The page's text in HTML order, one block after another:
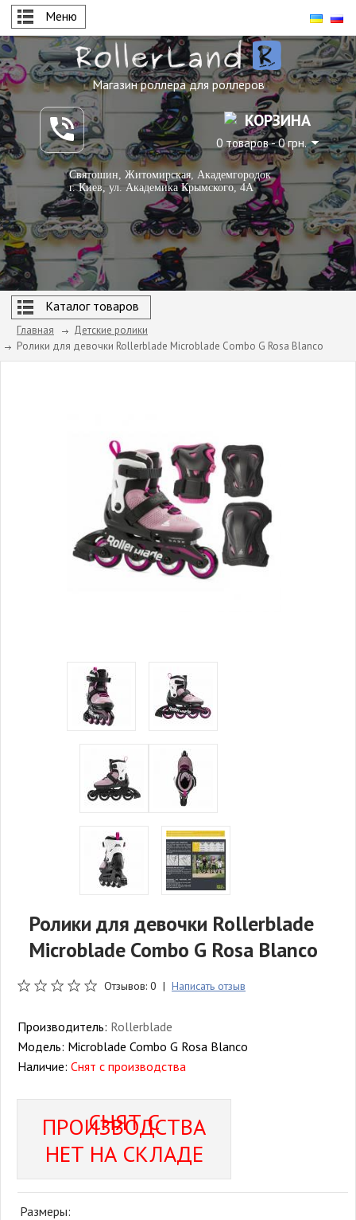
Меню
Магазин роллера для роллеров
КОРЗИНА
0 товаров - 0 грн.
Святошин, Житомирская, Академгородок
г. Киев, ул. Академика Крымского, 4А
Каталог товаров
Главная
Детские ролики
Ролики для девочки Rollerblade Microblade Combo G Rosa Blanco
Ролики для девочки Rollerblade
Microblade Combo G Rosa Blanco
Отзывов: 0 | Написать отзыв
Производитель: Rollerblade
Модель: Microblade Combo G Rosa Blanco
Наличие: Снят с производства
СНЯТ С
ПРОИЗВОДСТВА
НЕТ НА СКЛАДЕ
Размеры: